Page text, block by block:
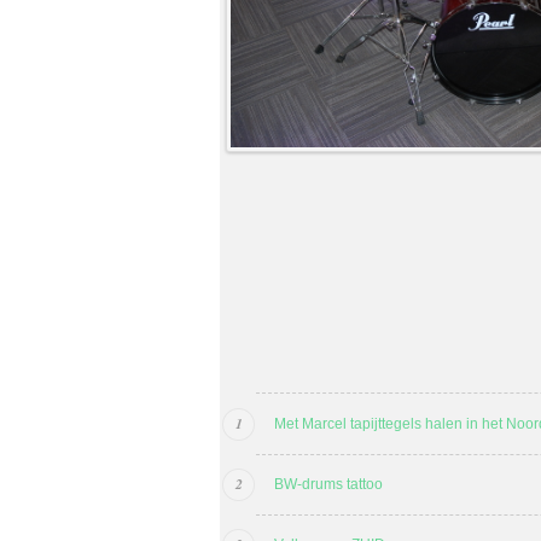
Met Marcel tapijttegels halen in het
BW-drums tattoo